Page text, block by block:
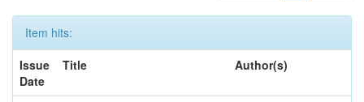
Item hits:
Issue
Date
Title Author(s)